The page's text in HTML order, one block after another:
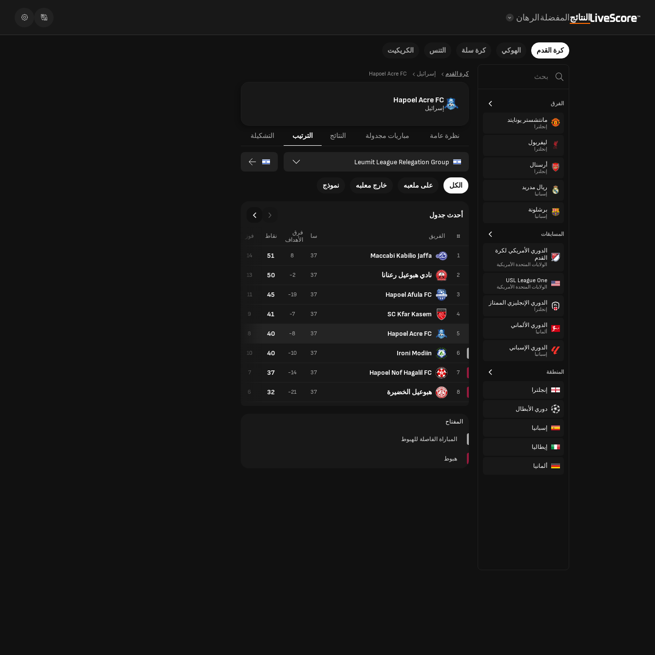
النتائجالمفضلةالرهان
كرة القدم الهوكي كرة سلة التنس الكريكيت
الفرق
مانتشستر يونايتد
إنجلترا
ليفربول
إنجلترا
أرسنال
إنجلترا
ريال مدريد
إسبانيا
برشلونة
إسبانيا
المسابقات
الدوري الأمريكي لكرة
القدم
الولايات المتحدة الأمريكية
USL League One
الولايات المتحدة الأمريكية
الدوري الإنجليزي الممتاز
إنجلترا
الدوري الألماني
ألمانيا
الدوري الإسباني
إسبانيا
المنطقة
إنجلترا
دوري الأبطال
إسبانيا
إيطاليا
ألمانيا
كرة القدم إسرائيل Hapoel Acre FC
Hapoel Acre FC
إسرائيل
نظرة عامة مباريات مجدولة النتائج الترتيب التشكيلة
Leumit League Relegation Group
الكل على ملعبه خارج معلبه نموذج
أحدث جدول
# الفريق
1
Maccabi Kabilio Jaffa
2 نادي هبوعيل رعنانا
3
Hapoel Afula FC
4
SC Kfar Kasem
5
Hapoel Acre FC
6
Ironi Modiin
7
Hapoel Nof Hagalil FC
8 هبوعيل الخضيرة
سا
فرق
الأهداف
نقاط فوز
37
8
51
14
37
-2
50
13
37
-19
45
11
37
-7
41
9
37
-8
40
8
37
-10
40
10
37
-14
37
7
37
-21
32
6
المفتاح
المباراة الفاصلة للهبوط
هبوط